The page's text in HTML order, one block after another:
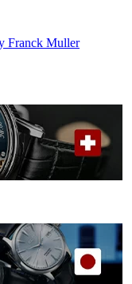
Franck Muller